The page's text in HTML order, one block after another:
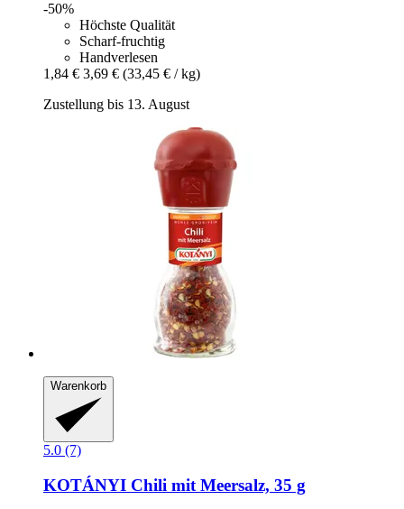
-50%
Höchste Qualität
Scharf-fruchtig
Handverlesen
1,84 € 3,69 € (33,45 € / kg)
Zustellung bis 13. August
Warenkorb
5.0 (7)
KOTÁNYI Chili mit Meersalz, 35 g